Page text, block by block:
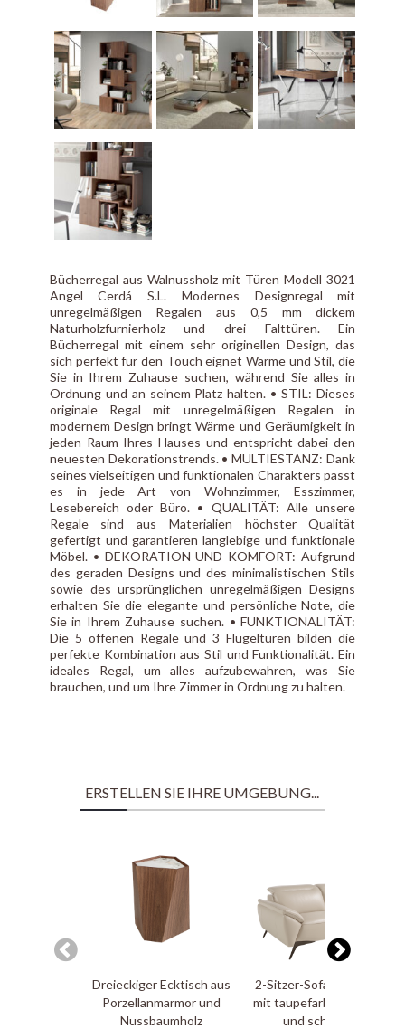
Bücherregal aus Walnussholz mit Türen Modell 3021
Angel Cerdá S.L. Modernes Designregal mit
unregelmäßigen Regalen aus 0,5 mm dickem
Naturholzfurnierholz und drei Falttüren. Ein
Bücherregal mit einem sehr originellen Design, das
sich perfekt für den Touch eignet Wärme und Stil, die
Sie in Ihrem Zuhause suchen, während Sie alles in
Ordnung und an seinem Platz halten. • STIL: Dieses
originale Regal mit unregelmäßigen Regalen in
modernem Design bringt Wärme und Geräumigkeit in
jeden Raum Ihres Hauses und entspricht dabei den
neuesten Dekorationstrends. • MULTIESTANZ: Dank
seines vielseitigen und funktionalen Charakters passt
es in jede Art von Wohnzimmer, Esszimmer,
Lesebereich oder Büro. • QUALITÄT: Alle unsere
Regale sind aus Materialien höchster Qualität
gefertigt und garantieren langlebige und funktionale
Möbel. • DEKORATION UND KOMFORT: Aufgrund
des geraden Designs und des minimalistischen Stils
sowie des ursprünglichen unregelmäßigen Designs
erhalten Sie die elegante und persönliche Note, die
Sie in Ihrem Zuhause suchen. • FUNKTIONALITÄT:
Die 5 offenen Regale und 3 Flügeltüren bilden die
perfekte Kombination aus Stil und Funktionalität. Ein
ideales Regal, um alles aufzubewahren, was Sie
brauchen, und um Ihre Zimmer in Ordnung zu halten.
ERSTELLEN SIE IHRE UMGEBUNG...
Dreieckiger Ecktisch aus
Porzellanmarmor und
Nussbaumholz
2-Sitzer-Sofa, gepolstert
mit taupefarbenem Leder
und schwarzen